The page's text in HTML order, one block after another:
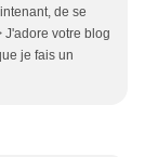
de se
J'adore votre blog
je fais un